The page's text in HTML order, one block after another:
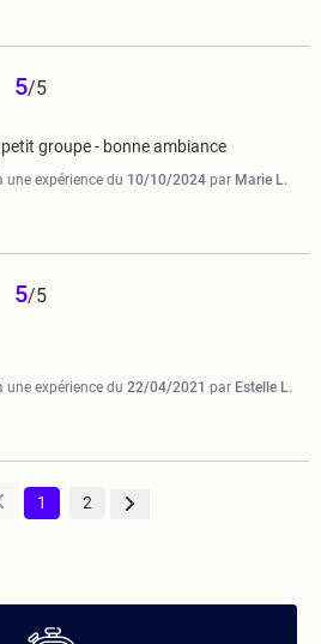
5/5
groupe - bonne ambiance
une expérience du 10/10/2024 par Marie L.
5/5
une expérience du 22/04/2021 par Estelle L.
1 2